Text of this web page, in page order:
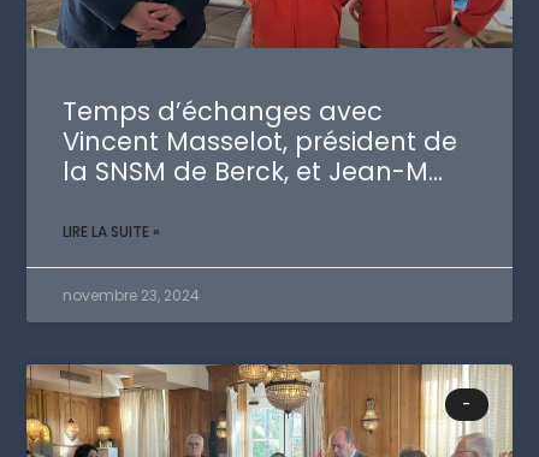
Temps d’échanges avec
Vincent Masselot, président de
la SNSM de Berck, et Jean-M…
LIRE LA SUITE »
novembre 23, 2024
-